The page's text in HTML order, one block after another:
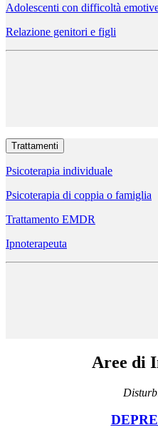
Adolescenti con difficoltà
Relazione genitori e figli
Trattamenti
Psicoterapia individuale
Psicoterapia di coppia o famiglia
Trattamento EMDR
Ipnoterapeuta
Aree di